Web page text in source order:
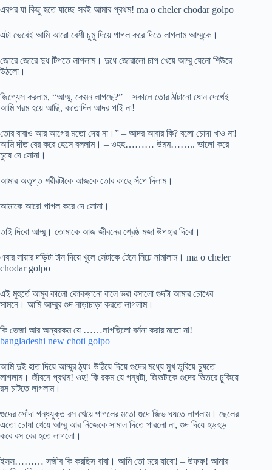
এরপর যা কিছু হতে যাচ্ছে সবই আমার প্রথম! ma o cheler chodar golpo
এটা ভেবেই আমি আরো বেশী চুমু দিয়ে পাগল করে দিতে লাগলাম আম্মুকে।
জোরে জোরে দুধ টিপতে লাগলাম। দুধে জোরালো চাপ খেয়ে আম্মু যেনো শিউরে
উঠলো।
জিগ্যেস করলাম, “আম্মু, কেমন লাগছে?” – সকালে তোর ঠাটানো ধোন দেখেই
আমি গরম হয়ে আছি, কতোদিন আদর পাই না!
তোর বাবাও আর আগের মতো দেয় না।” – আদর আবার কি? বলো চোদা খাও না!
আমি দাঁত বের করে হেসে বললাম। – ওহহ……… উমম…….. ভালো করে
চুষে দে সোনা।
আমার অতৃপ্ত শরীরটাকে আজকে তোর কাছে সঁপে দিলাম।
আমাকে আরো পাগল করে দে সোনা।
তাই দিবো আম্মু। তোমাকে আজ জীবনের শ্রেষ্ঠ মজা উপহার দিবো।
এবার সায়ার দড়িটা টান দিয়ে খুলে সেটাকে টেনে নিচে নামালাম। ma o cheler
chodar golpo
এই মুহুর্তে আমুর কালো কোকড়ানো বালে ভরা রসালো গুদটা আমার চোখের
সামনে। আমি আম্মুর গুদ নাড়াচাড়া করতে লাগলাম।
কি ভেজা আর অন্যরকম যে ……লাগছিলো বর্ননা করার মতো না!
bangladeshi new choti golpo
আমি দুই হাত দিয়ে আম্মুর ঠ্যাং উঠিয়ে দিয়ে গুদের মধ্যে মুখ ডুবিয়ে চুষতে
লাগলাম। জীবনে প্রথম! ওহ! কি রকম যে গন্ধটা, জিভটাকে গুদের ভিতরে ঢুকিয়ে
রস চাটতে লাগলাম।
গুদের সোঁদা গন্ধযুক্ত রস খেয়ে পাগলের মতো গুদে জিভ ঘষতে লাগলাম। ছেলের
এতো চোষা খেয়ে আম্মু আর নিজেকে সামাল দিতে পারলো না, গুদ দিয়ে হড়হড়
করে রস বের হতে লাগলো।
ইসস……… সজীব কি করছিস বাবা। আমি তো মরে যাবো! – উফফ! আমার